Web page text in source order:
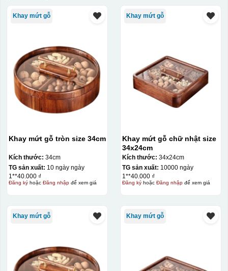
Khay mứt gỗ
Khay mứt gỗ tròn size 34cm
Kích thước: 34cm
TG sản xuất: 10 ngày ngày
1**40.000 ₫
Đăng kýhoặc Đăng nhậpđể xem giá
Khay mứt gỗ
Khay mứt gỗ chữ nhật size
34x24cm
Kích thước: 34x24cm
TG sản xuất: 10000 ngày
1**40.000 ₫
Đăng kýhoặc Đăng nhậpđể xem giá
Khay mứt gỗ Khay mứt gỗ